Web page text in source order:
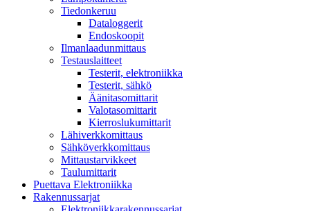
Tiedonkeruu
Dataloggerit
Endoskoopit
Ilmanlaadunmittaus
Testauslaitteet
Testerit, elektroniikka
Testerit, sähkö
Äänitasomittarit
Valotasomittarit
Kierroslukumittarit
Lähiverkkomittaus
Sähköverkkomittaus
Mittaustarvikkeet
Taulumittarit
Puettava Elektroniikka
Rakennussarjat